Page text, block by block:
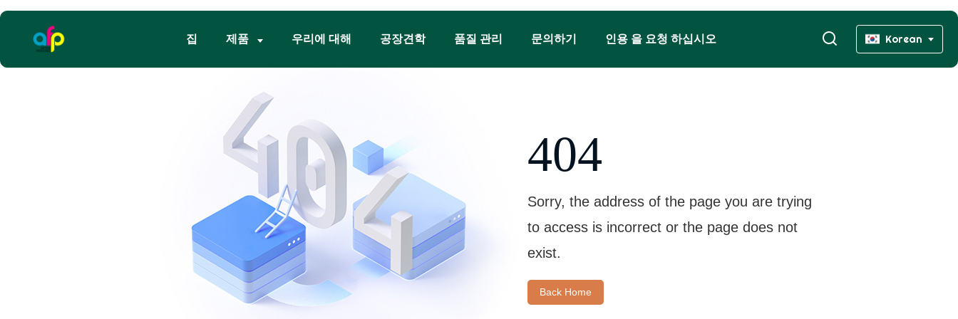
집 제품 우리에 대해 공장견학 품질 관리 문의하기 인용 을 요청 하십시오 Korean
404
Sorry, the address of the page you are trying
to access is incorrect or the page does not
exist.
Back Home